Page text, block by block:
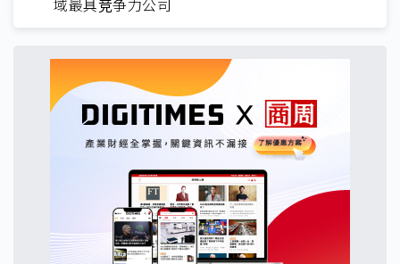
域最具竞争力公司